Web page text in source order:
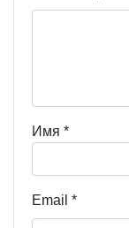
Имя *
Email *